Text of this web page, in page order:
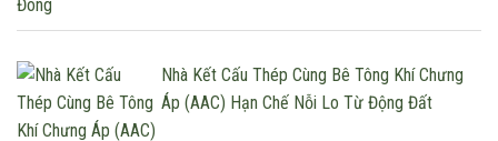
Nhà Kết Cấu Thép Cùng Bê Tông Khí Chưng
Áp (AAC) Hạn Chế Nỗi Lo Từ Động Đất